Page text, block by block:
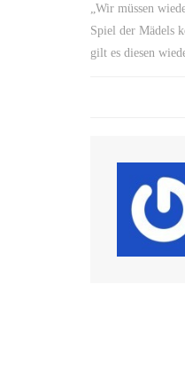
„Wir müssen
Spiel der Mädels
gilt es diesen